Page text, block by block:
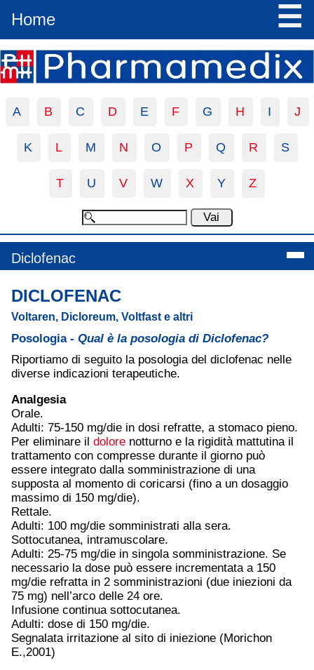
Home ☰
A B C D E F G H I J
K L M N O P Q R S
T U V W X Y Z
Diclofenac
DICLOFENAC
Voltaren, Dicloreum, Voltfast e altri
Posologia - Qual è la posologia di Diclofenac?
Riportiamo di seguito la posologia del diclofenac nelle
diverse indicazioni terapeutiche.
Analgesia
Orale.
Adulti: 75-150 mg/die in dosi refratte, a stomaco pieno.
Per eliminare il dolore notturno e la rigidità mattutina il
trattamento con compresse durante il giorno può
essere integrato dalla somministrazione di una
supposta al momento di coricarsi (fino a un dosaggio
massimo di 150 mg/die).
Rettale.
Adulti: 100 mg/die somministrati alla sera.
Sottocutanea, intramuscolare.
Adulti: 25-75 mg/die in singola somministrazione. Se
necessario la dose può essere incrementata a 150
mg/die refratta in 2 somministrazioni (due iniezioni da
75 mg) nell’arco delle 24 ore.
Infusione continua sottocutanea.
Adulti: dose di 150 mg/die.
Segnalata irritazione al sito di iniezione (Morichon
E.,2001)